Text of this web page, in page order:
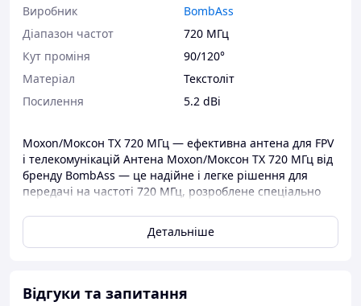
Виробник
BombAss
Діапазон частот
720 МГц
Кут проміня
90/120°
Матеріал
Текстоліт
Посилення
5.2 dBi
Moxon/Моксон TX 720 МГц — ефективна антена для FPV
і телекомунікацій Антена Moxon/Моксон TX 720 МГц від
бренду BombAss — це надійне і легке рішення для
передачі на частоті 720 МГц, розроблене спеціально
телекомунікаційних задач. Тип антени — моксон
текстоліт, що забезпечує низьку вагу та достатню
Антени > Антена Моксон. Технічні характеристики
Детальніше
Відгуки та запитання